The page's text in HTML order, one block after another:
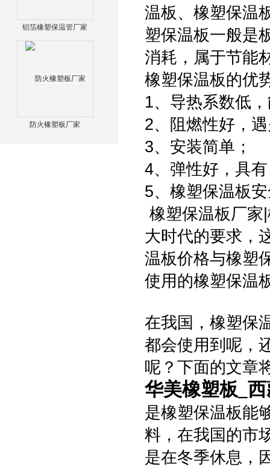
铝箔橡塑保温管厂家
防火橡塑板厂家
温板、橡塑保温
塑保温板一般是
消耗，属于节能
橡塑保温板的优
1、导热系数低
2、阻燃性好，
3、安装简单；
4、弹性好，具
5、橡塑保温板
橡塑保温板厂
大时代的要求，
温板价格与橡塑
使用的橡塑保温
在我国，橡塑保
都会使用到呢，
呢？下面的文章
华美橡塑板_
是橡塑保温板能
料，在我国的市
是在冬季休息，